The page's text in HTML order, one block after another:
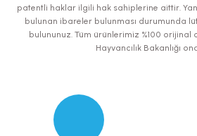
patentli haklar ilgili hak sahiplerine aittir.
bulunan ibareler bulunması durumunda
bulununuz. Tüm ürünlerimiz %100 orijinal
Hayvancılık Bakanlığı